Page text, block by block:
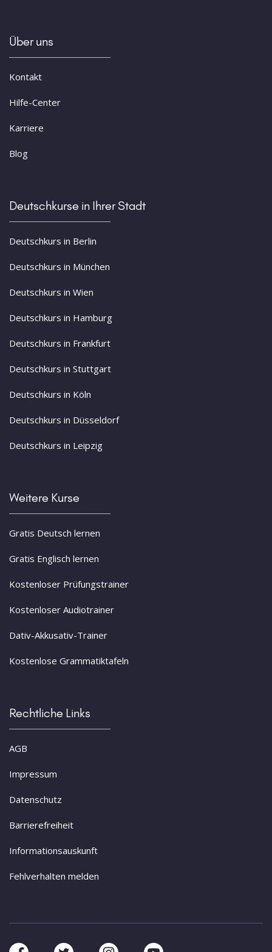
Über uns
Kontakt
Hilfe-Center
Karriere
Blog
Deutschkurse in Ihrer Stadt
Deutschkurs in Berlin
Deutschkurs in München
Deutschkurs in Wien
Deutschkurs in Hamburg
Deutschkurs in Frankfurt
Deutschkurs in Stuttgart
Deutschkurs in Köln
Deutschkurs in Düsseldorf
Deutschkurs in Leipzig
Weitere Kurse
Gratis Deutsch lernen
Gratis Englisch lernen
Kostenloser Prüfungstrainer
Kostenloser Audiotrainer
Dativ-Akkusativ-Trainer
Kostenlose Grammatiktafeln
Rechtliche Links
AGB
Impressum
Datenschutz
Barrierefreiheit
Informationsauskunft
Fehlverhalten melden